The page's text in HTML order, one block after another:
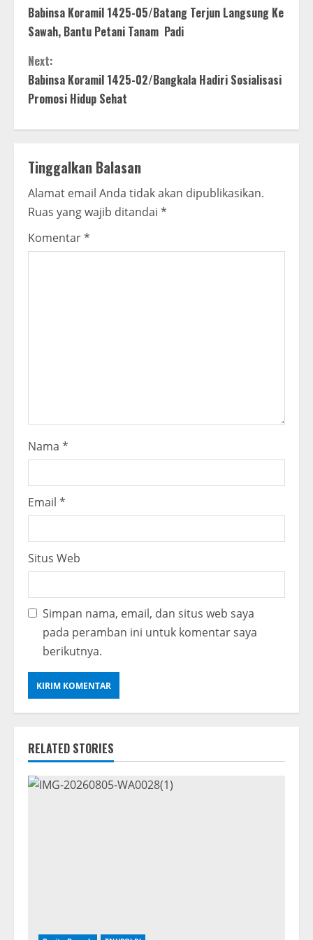
o
n
t
u
e
R
e
Babinsa Koramil 1425-05/Batang Terjun Langsung Ke
Sawah, Bantu Petani Tanam Padi
Next:
Babinsa Koramil 1425-02/Bangkala Hadiri Sosialisasi
Promosi Hidup Sehat
Tinggalkan Balasan
Alamat email Anda tidak akan dipublikasikan.
Ruas yang wajib ditandai *
Komentar*
Nama *
Email *
Situs Web
Simpan nama, email, dan situs web saya
pada peramban ini untuk komentar saya
berikutnya.
RELATED STORIES